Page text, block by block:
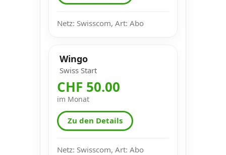
Netz: Swisscom, Art: Abo
Wingo
Swiss Start
CHF 50.00
im Monat
Zu den Details
Netz: Swisscom, Art: Abo